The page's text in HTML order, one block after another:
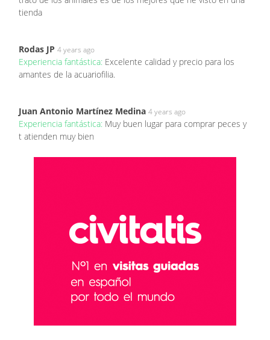
tienda
Rodas JP 4 years ago
Experiencia fantástica: Excelente calidad y precio para los
amantes de la acuariofilia.
Juan Antonio Martínez Medina 4 years ago
Experiencia fantástica: Muy buen lugar para comprar peces y
t atienden muy bien